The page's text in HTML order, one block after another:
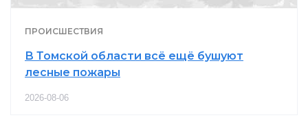
ПРОИСШЕСТВИЯ
В Томской области всё ещё бушуют
лесные пожары
2026-08-06